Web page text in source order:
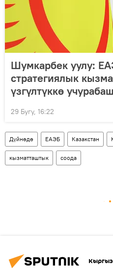
Шумкарбек уулу:
стратегиялык
үзгүлтүккө
29 Бугу, 16:22
Дүйнөдө ЕАЭБ Казакстан
кызматташтык соода